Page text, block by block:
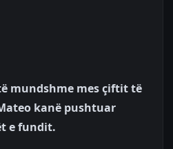
mundshme mes çiftit të
kanë pushtuar
e fundit.